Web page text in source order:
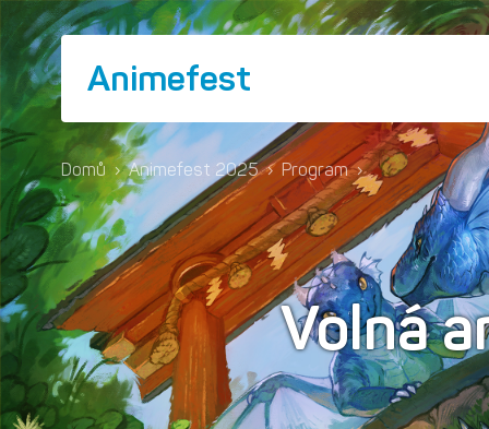
Animefest
Domů › Animefest 2025 › Program ›
Volná